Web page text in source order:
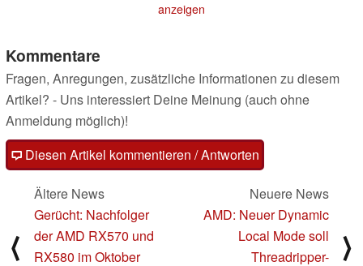
anzeigen
Kommentare
Fragen, Anregungen, zusätzliche Informationen zu diesem
Artikel? - Uns interessiert Deine Meinung (auch ohne
Anmeldung möglich)!
Diesen Artikel kommentieren / Antworten
⟨
Ältere News
Gerücht: Nachfolger
der AMD RX570 und
RX580 im Oktober
Neuere News
AMD: Neuer Dynamic
Local Mode soll
Threadripper-
⟩